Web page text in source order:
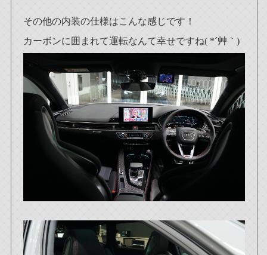
その他の内装の仕様はこんな感じです！
カーボンに囲まれて運転なんて幸せですね( *´艸｀)